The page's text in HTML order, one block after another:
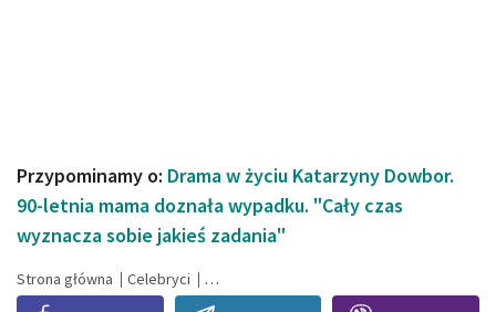
Przypominamy o: Drama w życiu Katarzyny Dowbor.
90-letnia mama doznała wypadku. "Cały czas
wyznacza sobie jakieś zadania"
Strona główna Celebryci